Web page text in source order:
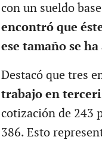
con un sueldo
encontró que
ese tamaño se
Destacó que tres
trabajo en
cotización de 243
386. Esto